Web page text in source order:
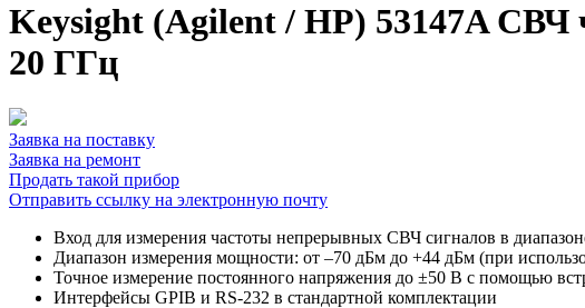
Keysight (Agilent / HP) 53147A СВЧ
20 ГГц
Заявка на поставку
Заявка на ремонт
Продать такой прибор
Отправить ссылку на электронную почту
Вход для измерения частоты непрерывных СВЧ сигналов в
Диапазон измерения мощности: от –70 дБм до +44 дБм (при
Точное измерение постоянного напряжения до ±50 В с помощью
Интерфейсы GPIB и RS-232 в стандартной комплектации